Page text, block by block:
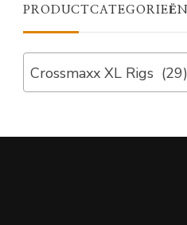
PRODUCTCATEGORIEËN
Crossmaxx XL Rigs (29)